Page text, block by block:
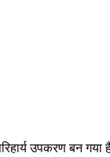
उपकरण बन गया